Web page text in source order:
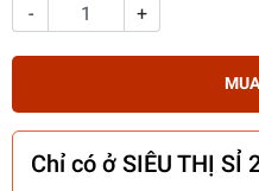
- +
Chỉ có ở SIÊU THỊ SỈ